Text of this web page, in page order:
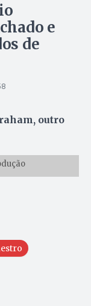
e
de
outro